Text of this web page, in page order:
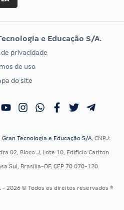
Vunesp
EXAME DE ORDEM
Calendário OAB
e Educação S/A.
privacidade
de uso
do site
Gran Tecnologia e Educação S/A, CNPJ:
02, Bloco J, Lote 10, Edifício Carlton
Sul, Brasília-DF, CEP 70.070-120.
- 2026 © Todos os direitos reservados ®